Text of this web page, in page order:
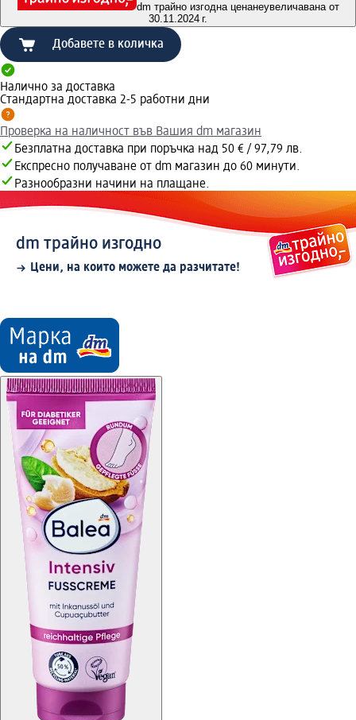
dm трайно изгодна ценанеувеличавана от
30.11.2024 г.
Добавете в количка
Налично за доставка
Стандартна доставка 2-5 работни дни
Проверка на наличност във Вашия dm магазин
Безплатна доставка при поръчка над 50 € / 97,79 лв.
Експресно получаване от dm магазин до 60 минути.
Разнообразни начини на плащане.
dm трайно изгодно
Цени, на които можете да разчитате!